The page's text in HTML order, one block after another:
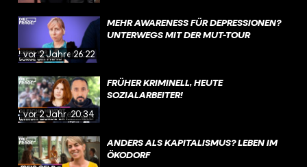
vor 2 Jahren26:22
MEHR AWARENESS FÜR DEPRESSIONEN?
UNTERWEGS MIT DER MUT-TOUR
vor 2 Jahren20:34
FRÜHER KRIMINELL, HEUTE
SOZIALARBEITER!
ANDERS ALS KAPITALISMUS? LEBEN IM
ÖKODORF